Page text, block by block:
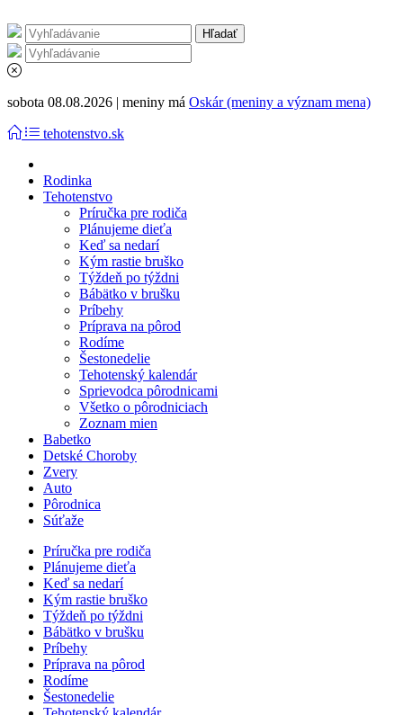
sobota 08.08.2026 | meniny má Oskár (meniny a význam mena)
tehotenstvo.sk
Rodinka
Tehotenstvo
Príručka pre rodiča
Plánujeme dieťa
Keď sa nedarí
Kým rastie bruško
Týždeň po týždni
Bábätko v brušku
Príbehy
Príprava na pôrod
Rodíme
Šestonedelie
Tehotenský kalendár
Sprievodca pôrodnicami
Všetko o pôrodniciach
Zoznam mien
Babetko
Detské Choroby
Zvery
Auto
Pôrodnica
Súťaže
Príručka pre rodiča
Plánujeme dieťa
Keď sa nedarí
Kým rastie bruško
Týždeň po týždni
Bábätko v brušku
Príbehy
Príprava na pôrod
Rodíme
Šestonedelie